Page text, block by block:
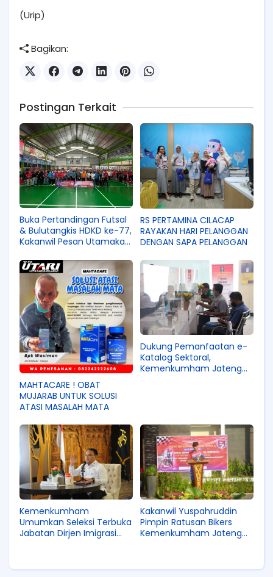
(Urip)
Bagikan:
Postingan Terkait
Buka Pertandingan Futsal
& Bulutangkis HDKD ke-77,
Kakanwil Pesan Utamakan
RS PERTAMINA CILACAP
RAYAKAN HARI PELANGGAN
DENGAN SAPA PELANGGAN
MAHTACARE ! OBAT
MUJARAB UNTUK SOLUSI
ATASI MASALAH MATA
Dukung Pemanfaatan e-
Katalog Sektoral,
Kemenkumham Jateng
Kemenkumham
Umumkan Seleksi Terbuka
Jabatan Dirjen Imigrasi
Kakanwil Yuspahruddin
Pimpin Ratusan Bikers
Kemenkumham Jateng